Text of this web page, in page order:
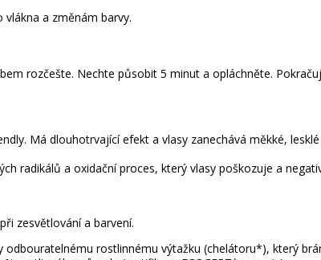
a změnám barvy.
rozčešte. Nechte působit 5 minut a opláchněte.
Má dlouhotrvající efekt a vlasy zanechává měkké, lesklé
radikálů a oxidační proces, který vlasy poškozuje a
zesvětlování a barvení.
rostlinnému výtažku (chelátoru*), který